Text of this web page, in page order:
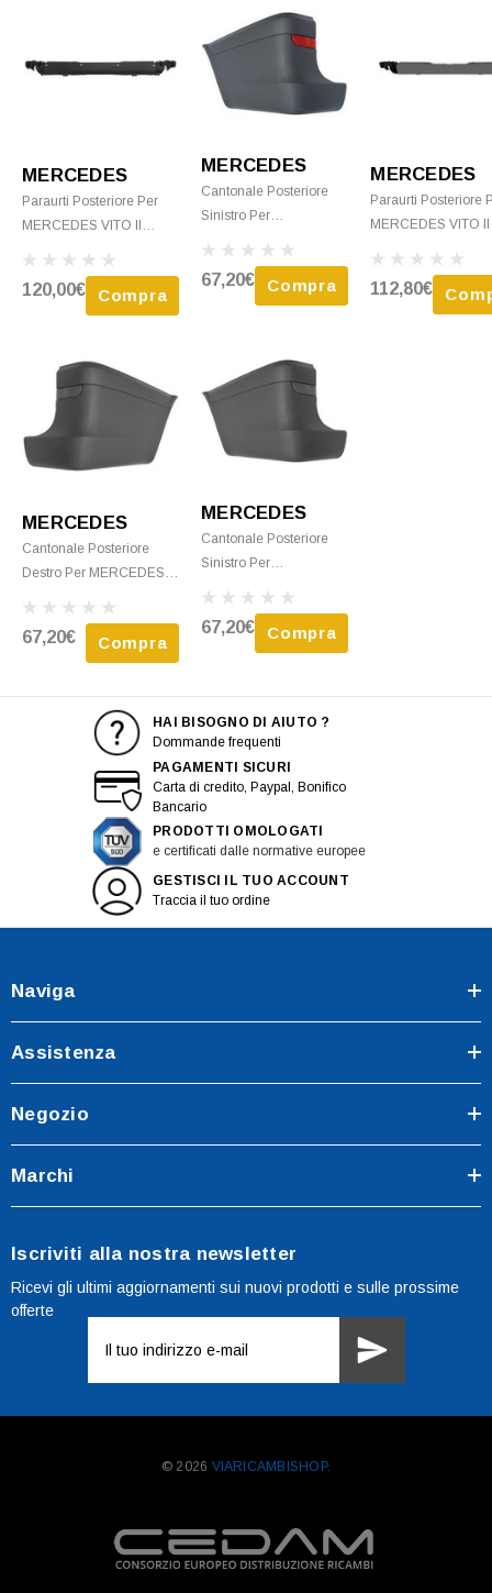
MERCEDES
Paraurti Posteriore Per
MERCEDES VITO II
Radar, Grigio Scuro,
Nuovo
120,00€ Compra
MERCEDES
Cantonale Posteriore
Sinistro Per
(W639) 2003-2010
(lungo) Grigio Scuro,
67,20€ Compra
MERCEDES
Paraurti Posteriore
MERCEDES VITO II
Grigio Chiaro,
112,80€
MERCEDES
Cantonale Posteriore
Destro Per MERCEDES
(lungo) Grigio Scuro,
EstremitÃ Paraurti
67,20€ Compra
MERCEDES
Cantonale Posteriore
Sinistro Per
(W639) 2010-2014
(lungo) Grigio Scuro,
67,20€ Compra
HAI BISOGNO DI AIUTO ?
Dommande frequenti
PAGAMENTI SICURI
Carta di credito, Paypal, Bonifico
Bancario
PRODOTTI OMOLOGATI
e certificati dalle normative europee
GESTISCI IL TUO ACCOUNT
Traccia il tuo ordine
Naviga
Assistenza
Negozio
Marchi
Iscriviti alla nostra newsletter
Ricevi gli ultimi aggiornamenti sui nuovi prodotti e sulle prossime
offerte
mail
© 2026 VIARICAMBISHOP.